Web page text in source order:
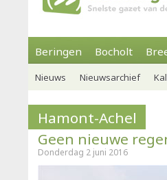
Beringen Bocholt
Nieuws Nieuwsarchief
Hamont-Achel
Geen nieuwe
Donderdag 2 juni 2016